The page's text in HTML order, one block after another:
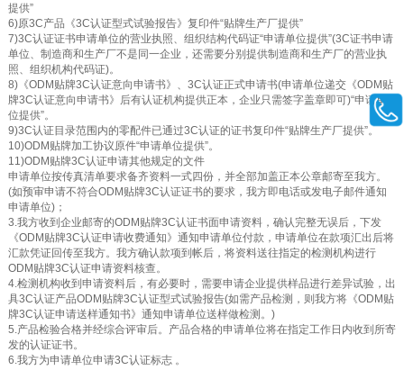
提供”
6)原3C产品《3C认证型式试验报告》复印件“贴牌生产厂提供”
7)3C认证证书申请单位的营业执照、组织结构代码证“申请单位提供”(3C证书申请
单位、制造商和生产厂不是同一企业，还需要分别提供制造商和生产厂的营业执
照、组织机构代码证)。
8)《ODM贴牌3C认证意向申请书》、3C认证正式申请书(申请单位递交《ODM贴
牌3C认证意向申请书》后有认证机构提供正本，企业只需签字盖章即可)“申请单
位提供”。
9)3C认证目录范围内的零配件已通过3C认证的证书复印件“贴牌生产厂提供”。
10)ODM贴牌加工协议原件“申请单位提供”。
11)ODM贴牌3C认证申请其他规定的文件
申请单位按传真清单要求备齐资料一式四份，并全部加盖正本公章邮寄至我方。
(如预审申请不符合ODM贴牌3C认证证书的要求，我方即电话或发电子邮件通知
申请单位)；
3.我方收到企业邮寄的ODM贴牌3C认证书面申请资料，确认完整无误后，下发
《ODM贴牌3C认证申请收费通知》通知申请单位付款，申请单位在款项汇出后将
汇款凭证回传至我方。我方确认款项到帐后，将资料送往指定的检测机构进行
ODM贴牌3C认证申请资料核查。
4.检测机构收到申请资料后，有必要时，需要申请企业提供样品进行差异试验，出
具3C认证产品ODM贴牌3C认证型式试验报告(如需产品检测，则我方将《ODM贴
牌3C认证申请送样通知书》通知申请单位送样做检测。)
5.产品检验合格并经综合评审后。产品合格的申请单位将在指定工作日内收到所寄
发的认证证书。
6.我方为申请单位申请3C认证标志 。